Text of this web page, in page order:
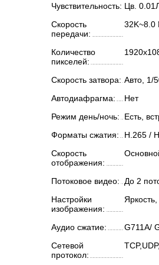
Чувствительность: Цв.
Скорость
передачи:
32K~8.0
Количество
пикселей:
Скорость затвора: Авто, 1/
Автодиафрагма:
Нет
Режим день/ночь:
Есть,
Форматы сжатия:
H.265 /
Скорость
отображения:
Потоковое видео:
До 2
Настройки
изображения:
Аудио сжатие:
G711A/
Сетевой
протокол: